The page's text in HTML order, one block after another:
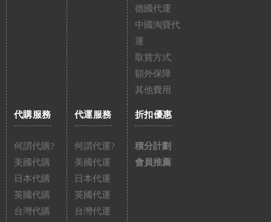
德國代運
中國淘寶代
運
取貨方式
額外保障
其他費用
代購服務
何謂代購?
美國代購
日本代購
英國代購
台灣代購
代運服務
何謂代運?
美國代運
日本代運
英國代運
台灣代運
折扣優惠
積分計劃
會員推薦